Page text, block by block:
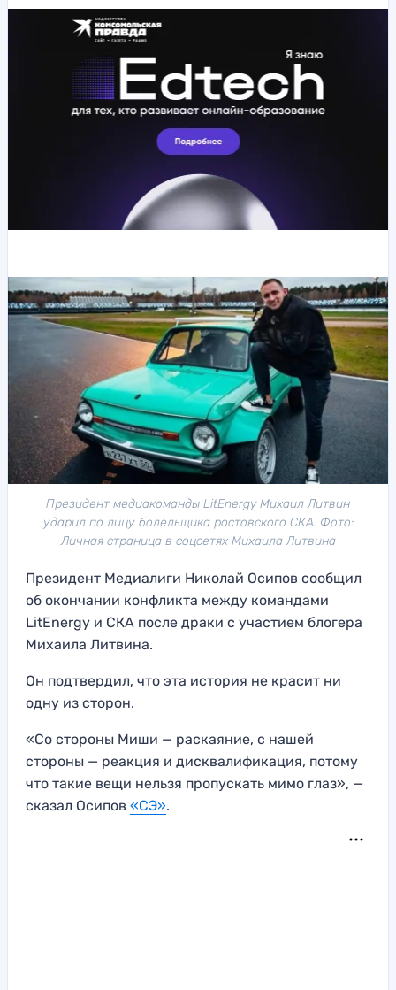
Президент медиакоманды LitEnergy Михаил Литвин
ударил по лицу болельщика ростовского СКА. Фото:
Личная страница в соцсетях Михаила Литвина
Президент Медиалиги Николай Осипов сообщил
об окончании конфликта между командами
LitEnergy и СКА после драки с участием блогера
Михаила Литвина.
Он подтвердил, что эта история не красит ни
одну из сторон.
«Со стороны Миши — раскаяние, с нашей
стороны — реакция и дисквалификация, потому
что такие вещи нельзя пропускать мимо глаз», —
сказал Осипов «СЭ».